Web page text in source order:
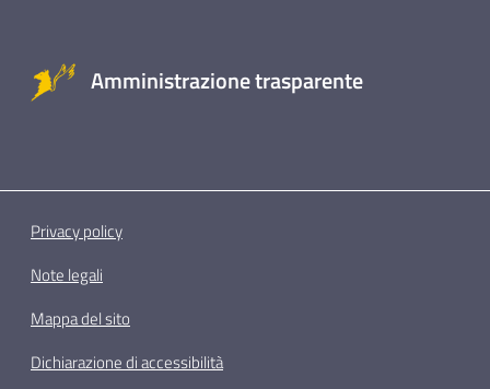
Amministrazione trasparente
Privacy policy
Note legali
Mappa del sito
Dichiarazione di accessibilità